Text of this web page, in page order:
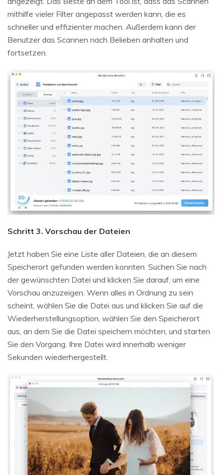
mithilfe vieler Filter angepasst werden kann, die es
schneller und effizienter machen. Außerdem kann der
Benutzer das Scannen nach Belieben anhalten und
fortsetzen.
Schritt 3. Vorschau der Dateien
Jetzt haben Sie eine Liste aller Dateien, die an diesem
Speicherort gefunden werden konnten. Suchen Sie nach
der gewünschten Datei und klicken Sie darauf, um eine
Vorschau anzuzeigen. Wenn alles in Ordnung zu sein
scheint, wählen Sie die Datei aus und klicken Sie auf die
Wiederherstellungsoption, wählen Sie den Speicherort
aus, an dem Sie die Datei speichern möchten, und starten
Sie den Vorgang. Ihre Datei wird innerhalb weniger
Sekunden wiederhergestellt.